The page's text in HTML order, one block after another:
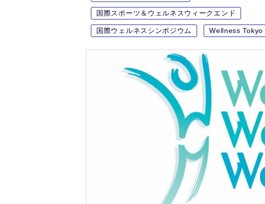
国際スポーツ＆ウェルネスウィークエンド
国際ウェルネスシンポジウム Wellness Tokyo